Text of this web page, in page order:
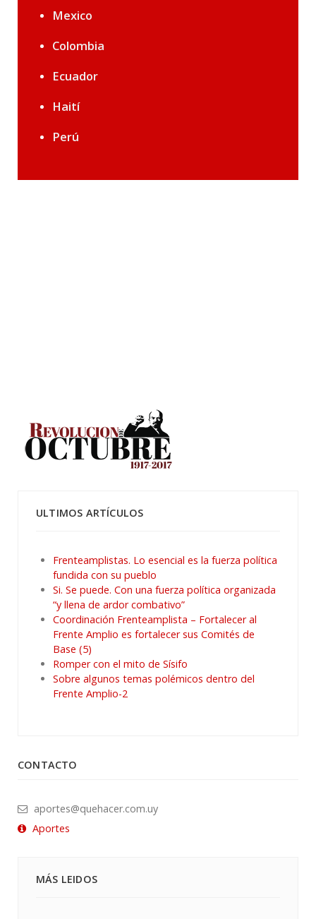
Mexico
Colombia
Ecuador
Haití
Perú
ULTIMOS ARTÍCULOS
Frenteamplistas. Lo esencial es la fuerza política
fundida con su pueblo
Si. Se puede. Con una fuerza política organizada
“y llena de ardor combativo”
Coordinación Frenteamplista – Fortalecer al
Frente Amplio es fortalecer sus Comités de
Base (5)
Romper con el mito de Sísifo
Sobre algunos temas polémicos dentro del
Frente Amplio-2
CONTACTO
aportes@quehacer.com.uy
Aportes
MÁS LEIDOS